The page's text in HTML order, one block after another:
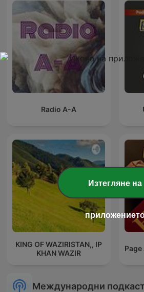
Radio A-A
KING OF WAZIRISTAN,, IP
KHAN WAZIR
Международни
Изтегляне на